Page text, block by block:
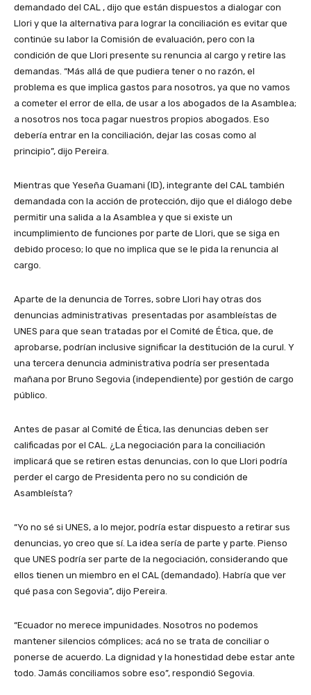
demandado del CAL , dijo que están dispuestos a dialogar con
Llori y que la alternativa para lograr la conciliación es evitar que
continúe su labor la Comisión de evaluación, pero con la
condición de que Llori presente su renuncia al cargo y retire las
demandas. “Más allá de que pudiera tener o no razón, el
problema es que implica gastos para nosotros, ya que no vamos
a cometer el error de ella, de usar a los abogados de la Asamblea;
a nosotros nos toca pagar nuestros propios abogados. Eso
debería entrar en la conciliación, dejar las cosas como al
principio”, dijo Pereira.
Mientras que Yeseña Guamani (ID), integrante del CAL también
demandada con la acción de protección, dijo que el diálogo debe
permitir una salida a la Asamblea y que si existe un
incumplimiento de funciones por parte de Llori, que se siga en
debido proceso; lo que no implica que se le pida la renuncia al
cargo.
Aparte de la denuncia de Torres, sobre Llori hay otras dos
denuncias administrativas presentadas por asambleístas de
UNES para que sean tratadas por el Comité de Ética, que, de
aprobarse, podrían inclusive significar la destitución de la curul. Y
una tercera denuncia administrativa podría ser presentada
mañana por Bruno Segovia (independiente) por gestión de cargo
público.
Antes de pasar al Comité de Ética, las denuncias deben ser
calificadas por el CAL. ¿La negociación para la conciliación
implicará que se retiren estas denuncias, con lo que Llori podría
perder el cargo de Presidenta pero no su condición de
Asambleísta?
“Yo no sé si UNES, a lo mejor, podría estar dispuesto a retirar sus
denuncias, yo creo que sí. La idea sería de parte y parte. Pienso
que UNES podría ser parte de la negociación, considerando que
ellos tienen un miembro en el CAL (demandado). Habría que ver
qué pasa con Segovia”, dijo Pereira.
“Ecuador no merece impunidades. Nosotros no podemos
mantener silencios cómplices; acá no se trata de conciliar o
ponerse de acuerdo. La dignidad y la honestidad debe estar ante
todo. Jamás conciliamos sobre eso”, respondió Segovia.